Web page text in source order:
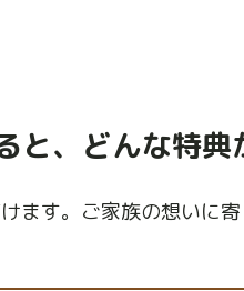
と、どんな特典
す。ご家族の想いに